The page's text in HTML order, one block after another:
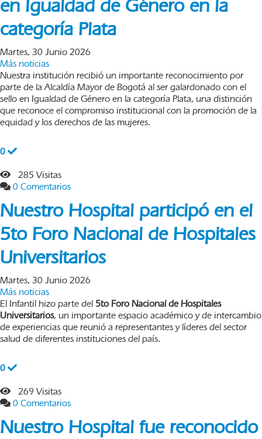
en Igualdad de Género en la
categoría Plata
Martes, 30 Junio 2026
Más noticias
Nuestra institución recibió un importante reconocimiento por
parte de la Alcaldía Mayor de Bogotá al ser galardonado con el
sello en Igualdad de Género en la categoría Plata, una distinción
que reconoce el compromiso institucional con la promoción de la
equidad y los derechos de las mujeres.
0
285 Visitas
0 Comentarios
Nuestro Hospital participó en el
5to Foro Nacional de Hospitales
Universitarios
Martes, 30 Junio 2026
Más noticias
El Infantil hizo parte del 5to Foro Nacional de Hospitales
Universitarios, un importante espacio académico y de intercambio
de experiencias que reunió a representantes y líderes del sector
salud de diferentes instituciones del país.
0
269 Visitas
0 Comentarios
Nuestro Hospital fue reconocido